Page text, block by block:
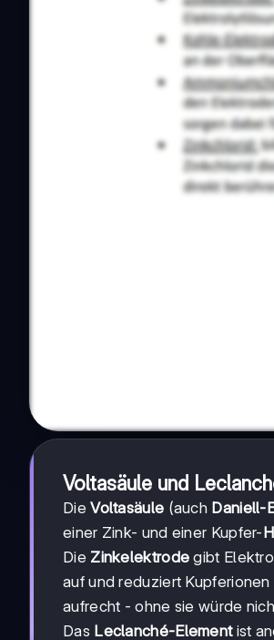
Voltasäule und
DieVoltasäule (auch Daniell-
einer Zink- und einer Kupfer-
Die Zinkelektrode gibt
auf und reduziert
aufrecht - ohne sie würde
Das Leclanché-Elementist